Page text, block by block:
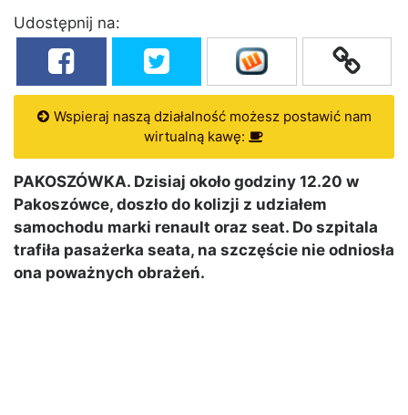
Udostępnij na:
Wspieraj naszą działalność możesz postawić nam
wirtualną kawę:
PAKOSZÓWKA. Dzisiaj około godziny 12.20 w
Pakoszówce, doszło do kolizji z udziałem
samochodu marki renault oraz seat. Do szpitala
trafiła pasażerka seata, na szczęście nie odniosła
ona poważnych obrażeń.